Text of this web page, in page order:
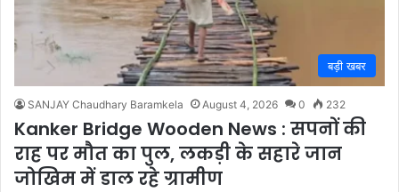
बड़ी खबर
SANJAY Chaudhary Baramkela August 4, 2026 0 232
Kanker Bridge Wooden News : सपनों की
राह पर मौत का पुल, लकड़ी के सहारे जान
जोखिम में डाल रहे ग्रामीण